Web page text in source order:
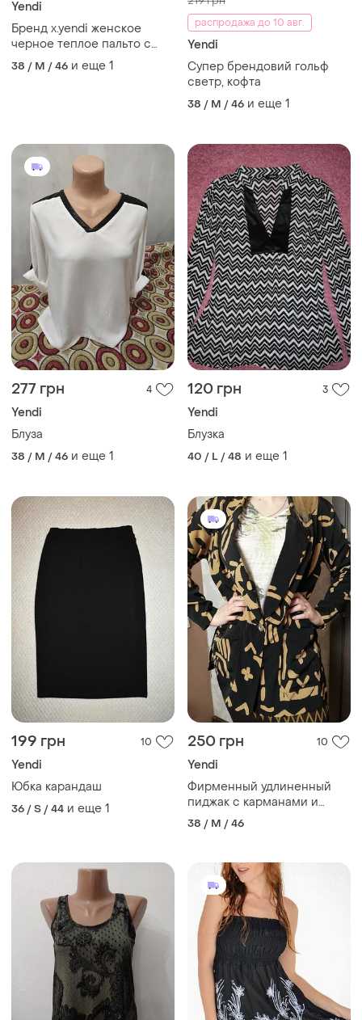
Yendi
Бренд x.yendi женское
черное теплое пальто с
воротником и пояском.
38 / M / 46 и еще 1
распродажа до 10 авг.
Yendi
Супер брендовий гольф
светр, кофта
38 / M / 46 и еще 1
277 грн 4
Yendi
Блуза
38 / M / 46 и еще 1
120 грн 3
Yendi
Блузка
40 / L / 48 и еще 1
199 грн 10
Yendi
Юбка карандаш
36 / S / 44 и еще 1
250 грн 10
Yendi
Фирменный удлиненный
пиджак с карманами и
разрезами yen london
38 / M / 46